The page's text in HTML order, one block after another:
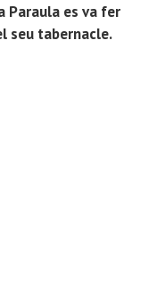
Paraula es va fer
seu tabernacle.